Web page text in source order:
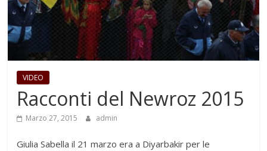
VIDEO
Racconti del Newroz 2015
Marzo 27, 2015 admin
Giulia Sabella il 21 marzo era a Diyarbakir per le